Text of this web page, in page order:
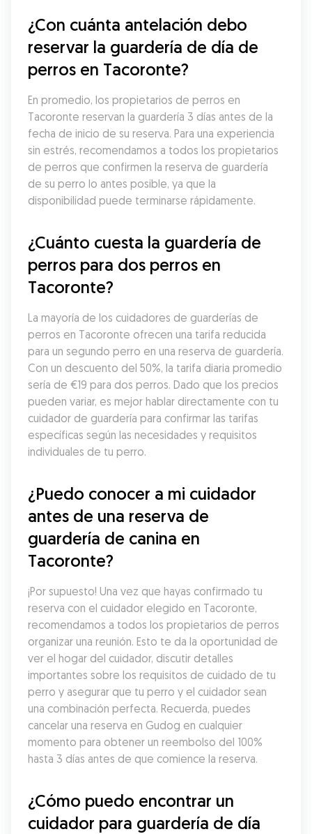
¿Con cuánta antelación debo
reservar la guardería de día de
perros en Tacoronte?
En promedio, los propietarios de perros en
Tacoronte reservan la guardería 3 días antes de la
fecha de inicio de su reserva. Para una experiencia
sin estrés, recomendamos a todos los propietarios
de perros que confirmen la reserva de guardería
de su perro lo antes posible, ya que la
disponibilidad puede terminarse rápidamente.
¿Cuánto cuesta la guardería de
perros para dos perros en
Tacoronte?
La mayoría de los cuidadores de guarderías de
perros en Tacoronte ofrecen una tarifa reducida
para un segundo perro en una reserva de guardería.
Con un descuento del 50%, la tarifa diaria promedio
sería de €19 para dos perros. Dado que los precios
pueden variar, es mejor hablar directamente con tu
cuidador de guardería para confirmar las tarifas
específicas según las necesidades y requisitos
individuales de tu perro.
¿Puedo conocer a mi cuidador
antes de una reserva de
guardería de canina en
Tacoronte?
¡Por supuesto! Una vez que hayas confirmado tu
reserva con el cuidador elegido en Tacoronte,
recomendamos a todos los propietarios de perros
organizar una reunión. Esto te da la oportunidad de
ver el hogar del cuidador, discutir detalles
importantes sobre los requisitos de cuidado de tu
perro y asegurar que tu perro y el cuidador sean
una combinación perfecta. Recuerda, puedes
cancelar una reserva en Gudog en cualquier
momento para obtener un reembolso del 100%
hasta 3 días antes de que comience la reserva.
¿Cómo puedo encontrar un
cuidador para guardería de día